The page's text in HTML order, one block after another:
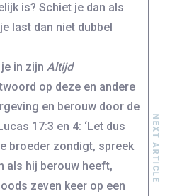
is? Schiet je dan als
last dan niet dubbel
in zijn Altijd
op deze en andere
en berouw door de
17:3 en 4: ‘Let dus
broeder zondigt, spreek
als hij berouw heeft,
zeven keer op een
NEXT ARTICLE